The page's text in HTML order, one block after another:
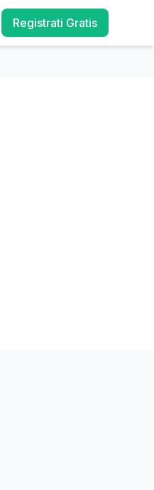
Registrati Gratis